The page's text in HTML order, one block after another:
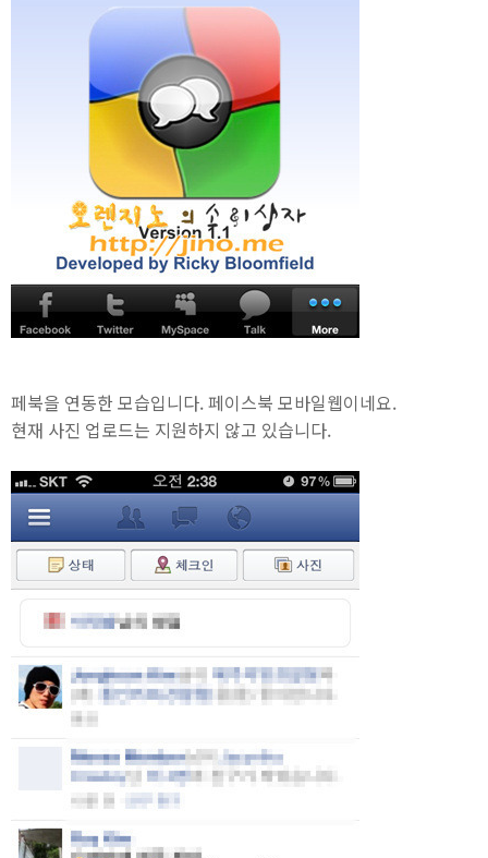
페북을 연동한 모습입니다. 페이스북 모바일웹이네요.
현재 사진 업로드는 지원하지 않고 있습니다.